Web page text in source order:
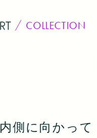
COLLECTION
内側に向かっ